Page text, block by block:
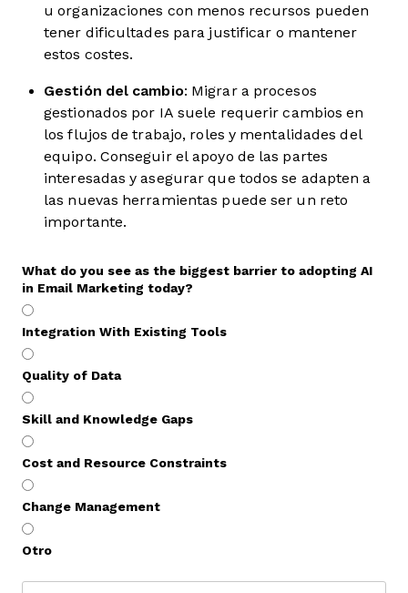
u organizaciones con menos recursos pueden
tener dificultades para justificar o mantener
estos costes.
Gestión del cambio: Migrar a procesos
gestionados por IA suele requerir cambios en
los flujos de trabajo, roles y mentalidades del
equipo. Conseguir el apoyo de las partes
interesadas y asegurar que todos se adapten a
las nuevas herramientas puede ser un reto
importante.
What do you see as the biggest barrier to adopting AI
in Email Marketing today?
Integration With Existing Tools
Quality of Data
Skill and Knowledge Gaps
Cost and Resource Constraints
Change Management
Otro